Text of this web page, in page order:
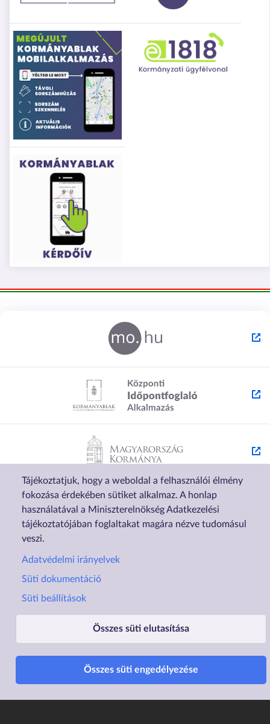
Tájékoztatjuk, hogy a weboldal a felhasználói élmény
fokozása érdekében sütiket alkalmaz. A honlap
használatával a Miniszterelnökség Adatkezelési
tájékoztatójában foglaltakat magára nézve tudomásul
veszi.
Adatvédelmi irányelvek
Süti dokumentáció
Süti beállítások
Összes süti elutasítása
Összes süti engedélyezése
Lábléc1
Impresszum
Nyilatkozat
Sütibeállítások